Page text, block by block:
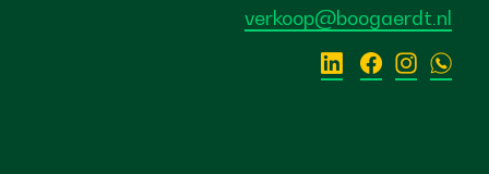
verkoop@boogaerdt.nl